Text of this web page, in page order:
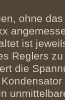
ohne
ist
Reglers
die